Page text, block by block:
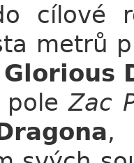
cílové
metrů
Glorious
poleZac
,